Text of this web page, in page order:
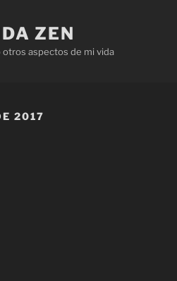
ZEN
otros aspectos de mi vida
2017